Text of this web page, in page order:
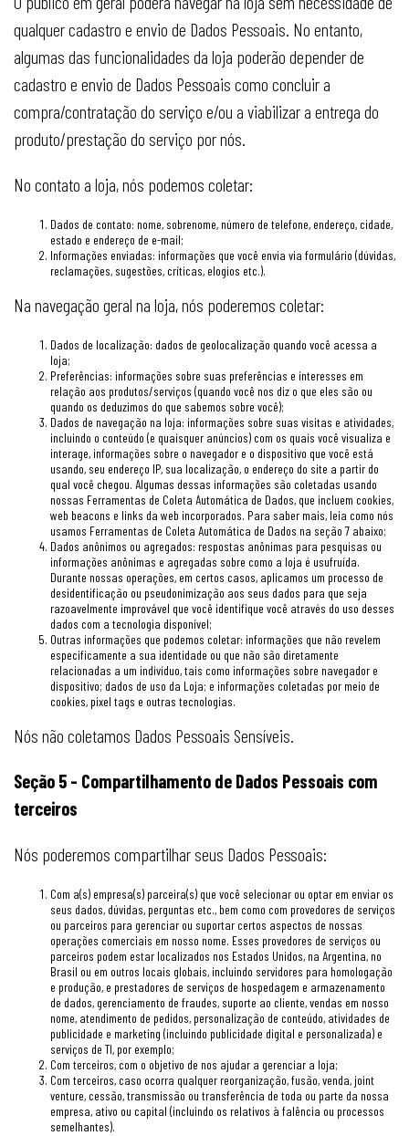
qualquer cadastro e envio de Dados Pessoais. No entanto,
algumas das funcionalidades da loja poderão depender de
cadastro e envio de Dados Pessoais como concluir a
compra/contratação do serviço e/ou a viabilizar a entrega do
produto/prestação do serviço por nós.
No contato a loja, nós podemos coletar:
Dados de contato: nome, sobrenome, número de telefone, endereço, cidade,
estado e endereço de e-mail;
Informações enviadas: informações que você envia via formulário (dúvidas,
reclamações, sugestões, críticas, elogios etc.).
Na navegação geral na loja, nós poderemos coletar:
Dados de localização: dados de geolocalização quando você acessa a
loja;
Preferências: informações sobre suas preferências e interesses em
relação aos produtos/serviços (quando você nos diz o que eles são ou
quando os deduzimos do que sabemos sobre você);
Dados de navegação na loja: informações sobre suas visitas e atividades,
incluindo o conteúdo (e quaisquer anúncios) com os quais você visualiza e
interage, informações sobre o navegador e o dispositivo que você está
usando, seu endereço IP, sua localização, o endereço do site a partir do
qual você chegou. Algumas dessas informações são coletadas usando
nossas Ferramentas de Coleta Automática de Dados, que incluem cookies,
web beacons e links da web incorporados. Para saber mais, leia como nós
usamos Ferramentas de Coleta Automática de Dados na seção 7 abaixo;
Dados anônimos ou agregados: respostas anônimas para pesquisas ou
informações anônimas e agregadas sobre como a loja é usufruída.
Durante nossas operações, em certos casos, aplicamos um processo de
desidentificação ou pseudonimização aos seus dados para que seja
razoavelmente improvável que você identifique você através do uso desses
dados com a tecnologia disponível;
Outras informações que podemos coletar: informações que não revelem
especificamente a sua identidade ou que não são diretamente
relacionadas a um indivíduo, tais como informações sobre navegador e
dispositivo; dados de uso da Loja; e informações coletadas por meio de
cookies, pixel tags e outras tecnologias.
Nós não coletamos Dados Pessoais Sensíveis.
Seção 5 - Compartilhamento de Dados Pessoais com
terceiros
Nós poderemos compartilhar seus Dados Pessoais:
Com a(s) empresa(s) parceira(s) que você selecionar ou optar em enviar os
seus dados, dúvidas, perguntas etc., bem como com provedores de serviços
ou parceiros para gerenciar ou suportar certos aspectos de nossas
operações comerciais em nosso nome. Esses provedores de serviços ou
parceiros podem estar localizados nos Estados Unidos, na Argentina, no
Brasil ou em outros locais globais, incluindo servidores para homologação
e produção, e prestadores de serviços de hospedagem e armazenamento
de dados, gerenciamento de fraudes, suporte ao cliente, vendas em nosso
nome, atendimento de pedidos, personalização de conteúdo, atividades de
publicidade e marketing (incluindo publicidade digital e personalizada) e
serviços de TI, por exemplo;
Com terceiros, com o objetivo de nos ajudar a gerenciar a loja;
Com terceiros, caso ocorra qualquer reorganização, fusão, venda, joint
venture, cessão, transmissão ou transferência de toda ou parte da nossa
empresa, ativo ou capital (incluindo os relativos à falência ou processos
semelhantes).